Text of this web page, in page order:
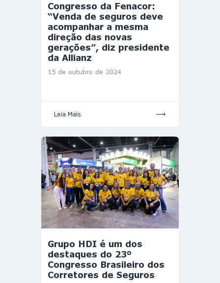
Congresso da Fenacor:
“Venda de seguros deve
acompanhar a mesma
direção das novas
gerações”, diz presidente
da Allianz
15 de outubro de 2024
Leia Mais
Grupo HDI é um dos
destaques do 23º
Congresso Brasileiro dos
Corretores de Seguros